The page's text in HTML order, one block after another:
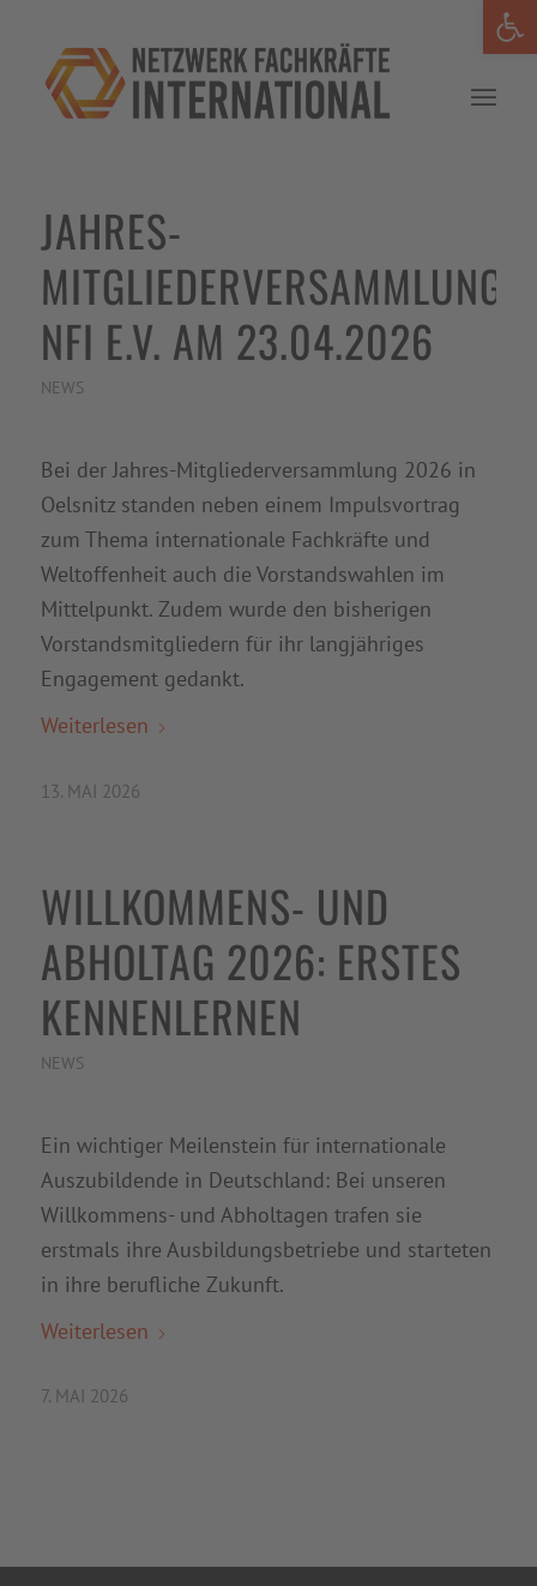
JAHRES-
MITGLIEDERVERSAMMLUNG
NFI E.V. AM 23.04.2026
NEWS
Bei der Jahres-Mitgliederversammlung 2026 in
Oelsnitz standen neben einem Impulsvortrag
zum Thema internationale Fachkräfte und
Weltoffenheit auch die Vorstandswahlen im
Mittelpunkt. Zudem wurde den bisherigen
Vorstandsmitgliedern für ihr langjähriges
Engagement gedankt.
Weiterlesen
13. MAI 2026
WILLKOMMENS- UND
ABHOLTAG 2026: ERSTES
KENNENLERNEN
NEWS
Ein wichtiger Meilenstein für internationale
Auszubildende in Deutschland: Bei unseren
Willkommens- und Abholtagen trafen sie
erstmals ihre Ausbildungsbetriebe und starteten
in ihre berufliche Zukunft.
Weiterlesen
7. MAI 2026